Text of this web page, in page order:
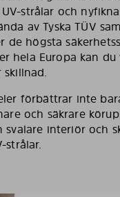
strålar och
av Tyska TÜV
de högsta
hela Europa kan
förbättrar inte
och säkrare
interiör och
strålar.